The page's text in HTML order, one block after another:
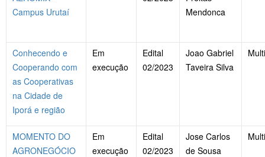
Campus Urutaí
Mendonca
Conhecendo e
Cooperando com
as Cooperativas
na Cidade de
Iporá e região
Em
execução
Edital
02/2023
Joao Gabriel
Taveira Silva
MOMENTO DO
AGRONEGÓCIO
Em
execução
Edital
02/2023
Jose Carlos
de Sousa